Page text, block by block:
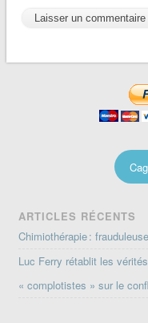
ARTICLES RÉCENTS
Chimiothérapie :
Luc Ferry rétablit les
« complotistes » sur le